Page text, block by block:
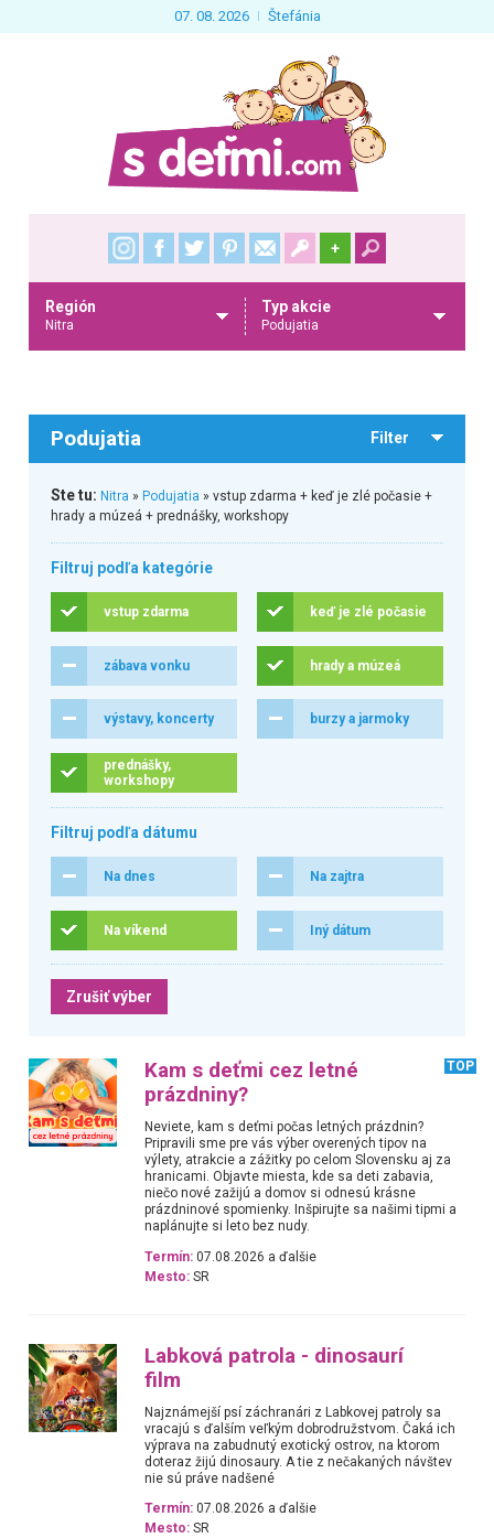
07. 08. 2026 Štefánia
+
Región
Nitra
Typ akcie
Podujatia
Podujatia Filter
Ste tu: Nitra » Podujatia » vstup zdarma + keď je zlé počasie +
hrady a múzeá + prednášky, workshopy
Filtruj podľa kategórie
vstup zdarma keď je zlé počasie
zábava vonku hrady a múzeá
výstavy, koncerty burzy a jarmoky
prednášky,
workshopy
Filtruj podľa dátumu
Na dnes Na zajtra
Na víkend Iný dátum
Zrušiť výber
Kam s deťmi cez letné
prázdniny?
TOP
Neviete, kam s deťmi počas letných prázdnin?
Pripravili sme pre vás výber overených tipov na
výlety, atrakcie a zážitky po celom Slovensku aj za
hranicami. Objavte miesta, kde sa deti zabavia,
niečo nové zažijú a domov si odnesú krásne
prázdninové spomienky. Inšpirujte sa našimi tipmi a
naplánujte si leto bez nudy.
Termín: 07.08.2026 a ďalšie
Mesto: SR
Labková patrola - dinosaurí
film
Najznámejší psí záchranári z Labkovej patroly sa
vracajú s ďalším veľkým dobrodružstvom. Čaká ich
výprava na zabudnutý exotický ostrov, na ktorom
doteraz žijú dinosaury. A tie z nečakaných návštev
nie sú práve nadšené
Termín: 07.08.2026 a ďalšie
Mesto: SR